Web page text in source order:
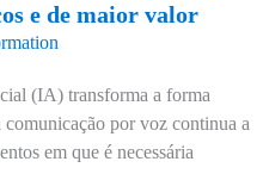
e de maior valor
(IA) transforma a forma
comunicação por voz continua a
em que é necessária